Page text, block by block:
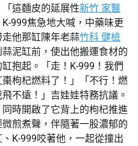
這麵皮的延展性新竹 家醫
999焦急地大喊，中藥味更
他那缸陳年老蒜竹科 健檢
泥缸前，使出他搬運食材的
抱起。「走！K-999！我們
枸杞燃料了！」「不行！燃
不遠！」吉娃娃特務抗議。
時開啟了它背上的枸杞推進
煎煮聲，伴隨著一股濃郁的
K-999咬著他，一起從撞出